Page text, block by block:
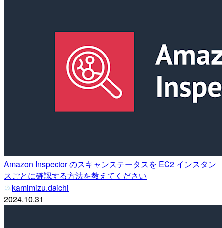
Amazon Inspector のスキャンステータスを EC2 インスタン
スごとに確認する方法を教えてください
kamimizu.daichi
2024.10.31